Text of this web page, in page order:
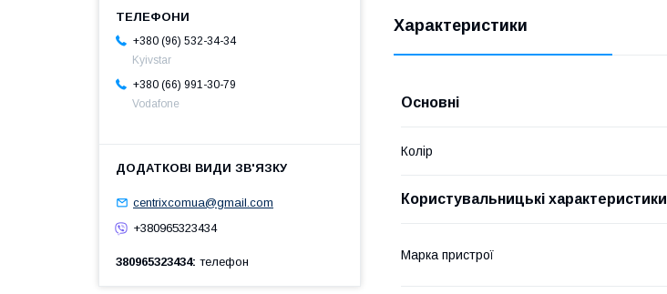
Характеристики
Основні
Колір
Користувальницькі характеристики
Марка пристрої
+380 (96) 532-34-34
Kyivstar
+380 (66) 991-30-79
Vodafone
centrixcomua@gmail.com
+380965323434
380965323434 телефон